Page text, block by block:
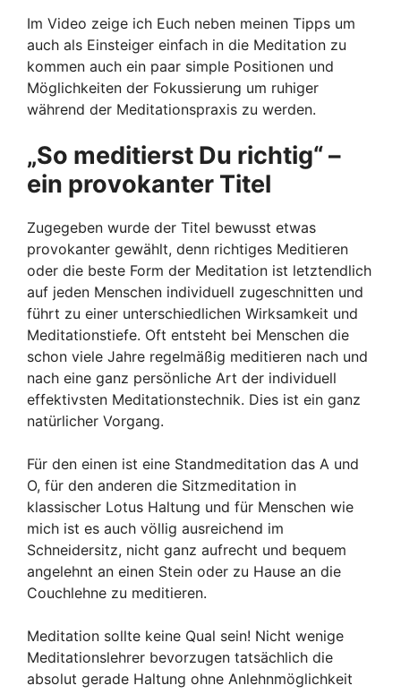
Im Video zeige ich Euch neben meinen Tipps um
auch als Einsteiger einfach in die Meditation zu
kommen auch ein paar simple Positionen und
Möglichkeiten der Fokussierung um ruhiger
während der Meditationspraxis zu werden.
„So meditierst Du richtig“ –
ein provokanter Titel
Zugegeben wurde der Titel bewusst etwas
provokanter gewählt, denn richtiges Meditieren
oder die beste Form der Meditation ist letztendlich
auf jeden Menschen individuell zugeschnitten und
führt zu einer unterschiedlichen Wirksamkeit und
Meditationstiefe. Oft entsteht bei Menschen die
schon viele Jahre regelmäßig meditieren nach und
nach eine ganz persönliche Art der individuell
effektivsten Meditationstechnik. Dies ist ein ganz
natürlicher Vorgang.
Für den einen ist eine Standmeditation das A und
O, für den anderen die Sitzmeditation in
klassischer Lotus Haltung und für Menschen wie
mich ist es auch völlig ausreichend im
Schneidersitz, nicht ganz aufrecht und bequem
angelehnt an einen Stein oder zu Hause an die
Couchlehne zu meditieren.
Meditation sollte keine Qual sein! Nicht wenige
Meditationslehrer bevorzugen tatsächlich die
absolut gerade Haltung ohne Anlehnmöglichkeit